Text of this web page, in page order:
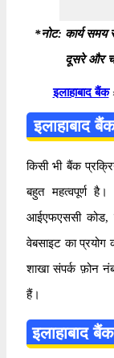
*नोट: कार्य
दूसरे और
इलाहाबाद बैंक
इलाहाबाद
किसी भी बैंक
बहुत महत्वपूर्ण
आईएफएससी कोड,
वेबसाइट का प्रयोग
शाखा संपर्क फ़ोन
हैं।
इलाहाबाद